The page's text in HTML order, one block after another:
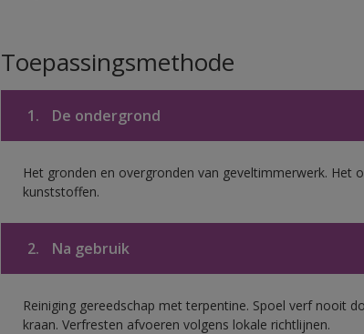
Toepassingsmethode
1. De ondergrond
Het gronden en overgronden van geveltimmerwerk. Het
kunststoffen.
2. Na gebruik
Reiniging gereedschap met terpentine. Spoel verf nooit
kraan. Verfresten afvoeren volgens lokale richtlijnen.